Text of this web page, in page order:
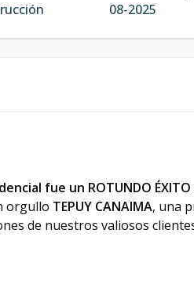
08-2025
fue un ROTUNDO ÉXITO
orgullo TEPUY CANAIMA, una
de nuestros valiosos